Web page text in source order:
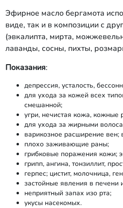
Эфирное масло бергамота
виде, так и в композиции с
(эвкалипта, мирта,
лаванды, сосны, пихты,
Показания:
депрессия, усталость,
для ухода за кожей всех
смешанной;
угри, нечистая кожа, кожные
для ухода за жирными
варикозное расширение вен;
плохо заживающие раны;
грибковые поражения кожи;
грипп, ангина, тонзиллит,
герпес; цистит, молочница,
застойные явления в печени
неприятный запах изо рта;
укусы насекомых.